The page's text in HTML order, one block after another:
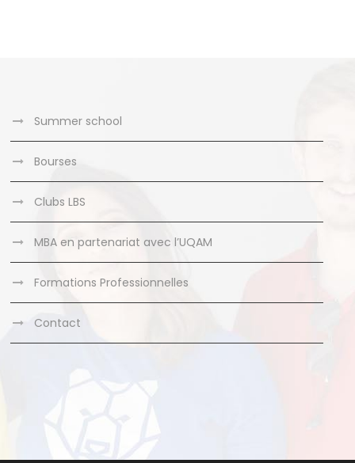
Summer school
Bourses
Clubs LBS
MBA en partenariat avec l’UQAM
Formations Professionnelles
Contact